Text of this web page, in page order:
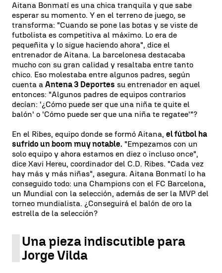
Aitana Bonmatí es una chica tranquila y que sabe
esperar su momento. Y en el terreno de juego, se
transforma: "Cuando se pone las botas y se viste de
futbolista es competitiva al máximo. Lo era de
pequeñita y lo sigue haciendo ahora", dice el
entrenador de Aitana. La barcelonesa destacaba
mucho con su gran calidad y resaltaba entre tanto
chico. Eso molestaba entre algunos padres, según
cuenta a Antena 3 Deportes su entrenador en aquel
entonces: "Algunos padres de equipos contrarios
decían: '¿Cómo puede ser que una niña te quite el
balón' o 'Cómo puede ser que una niña te regatee'"?
En el Ribes, equipo donde se formó Aitana, el fútbol ha
sufrido un boom muy notable. "Empezamos con un
solo equipo y ahora estamos en diez o incluso once",
dice Xavi Hereu, coordinador del C.D. Ribes. "Cada vez
hay más y más niñas", asegura. Aitana Bonmatí lo ha
conseguido todo: una Champions con el FC Barcelona,
un Mundial con la selección, además de ser la MVP del
torneo mundialista. ¿Conseguirá el balón de oro la
estrella de la selección?
Una pieza indiscutible para
Jorge Vilda